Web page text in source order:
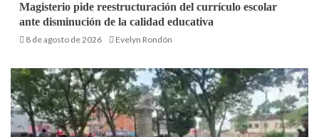
Magisterio pide reestructuración del currículo escolar
ante disminución de la calidad educativa
8 de agosto de 2026 Evelyn Rondón